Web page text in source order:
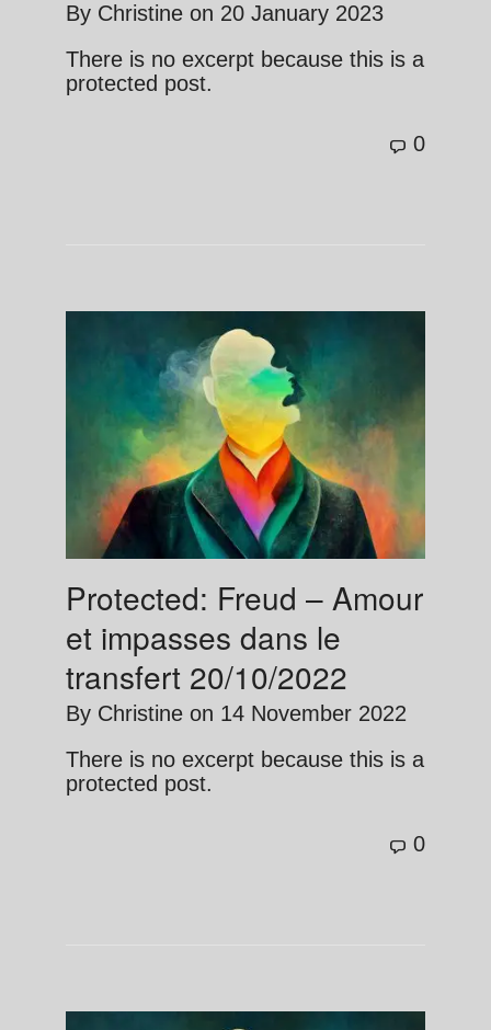
By Christine on 20 January 2023
There is no excerpt because this is a
protected post.
0
Protected: Freud – Amour
et impasses dans le
transfert 20/10/2022
By Christine on 14 November 2022
There is no excerpt because this is a
protected post.
0